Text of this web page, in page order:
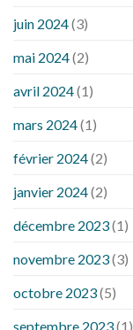
juin 2024(3)
mai 2024(2)
avril 2024(1)
mars 2024(1)
février 2024(2)
janvier 2024(2)
décembre 2023(1)
novembre 2023(3)
octobre 2023(5)
septembre 2023(1)